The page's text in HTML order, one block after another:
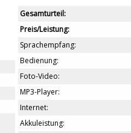
Gesamturteil:
Preis/Leistung:
Sprachempfang:
Bedienung:
Foto-Video:
MP3-Player:
Internet:
Akkuleistung: